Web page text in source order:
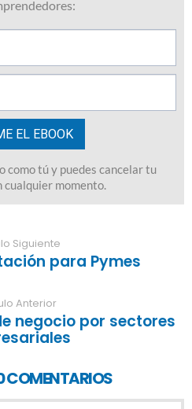
Siguiente
para Pymes
Anterior
negocio por sectores
COMENTARIOS